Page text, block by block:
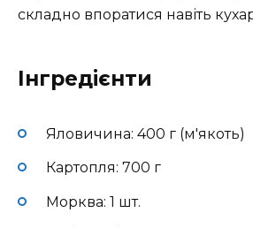
складно впоратися навіть
Інгредієнти
Яловичина: 400 г (м'якоть)
Картопля: 700 г
Морква: 1 шт.